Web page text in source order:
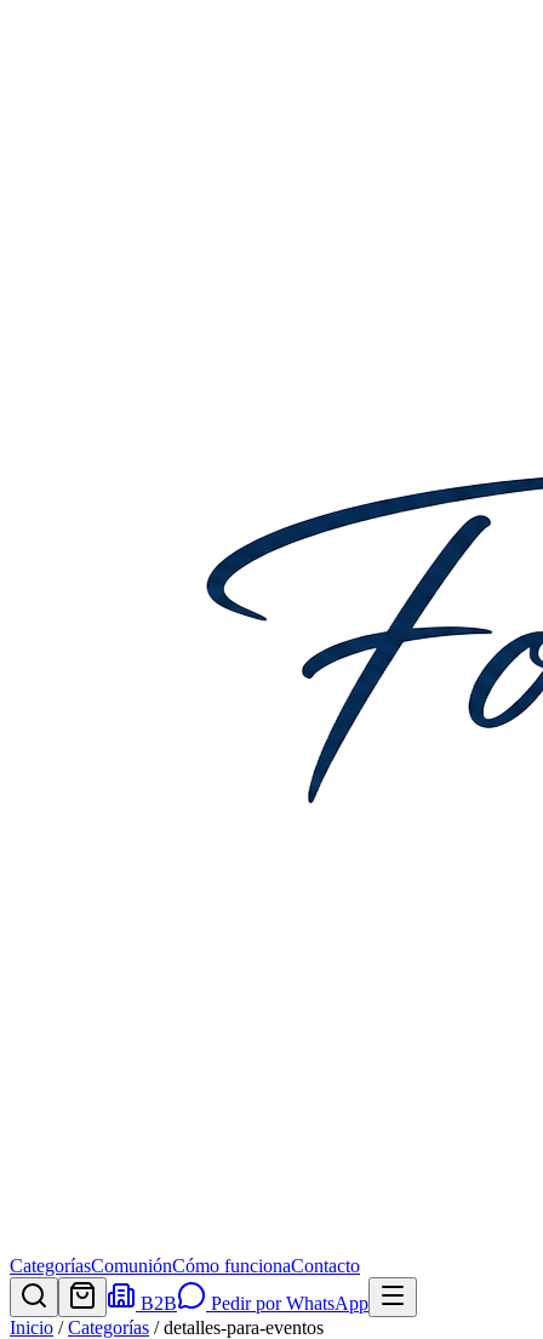
CategoríasComuniónCómo funcionaContacto
B2B
Pedir por WhatsApp
Inicio /Categorías /detalles-para-eventos